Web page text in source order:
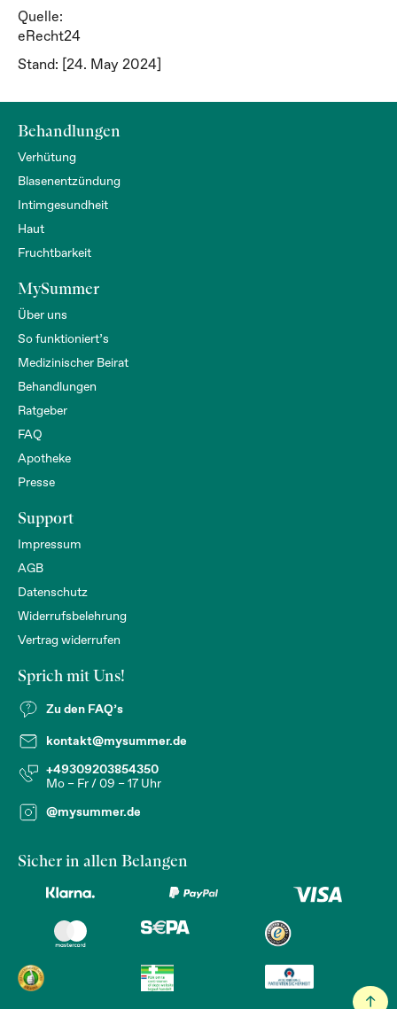
Quelle:
eRecht24
Stand: [24. May 2024]
Behandlungen
Verhütung
Blasenentzündung
Intimgesundheit
Haut
Fruchtbarkeit
MySummer
Über uns
So funktioniert’s
Medizinischer Beirat
Behandlungen
Ratgeber
FAQ
Apotheke
Presse
Support
Impressum
AGB
Datenschutz
Widerrufsbelehrung
Vertrag widerrufen
Sprich mit Uns!
Zu den FAQ’s
kontakt@mysummer.de
+49309203854350
Mo – Fr / 09 – 17 Uhr
@mysummer.de
Sicher in allen Belangen